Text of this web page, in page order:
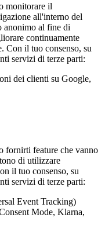
monitorare il
all'interno del
anonimo al fine di
continuamente
Con il tuo consenso, su
servizi di terze parti:
dei clienti su Google,
fornirti feature che vanno
di utilizzare
il tuo consenso, su
servizi di terze parti:
Event Tracking)
Mode, Klarna,